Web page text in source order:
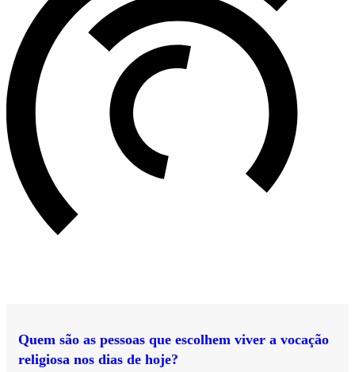
Quem são as pessoas que escolhem viver a vocação
religiosa nos dias de hoje?